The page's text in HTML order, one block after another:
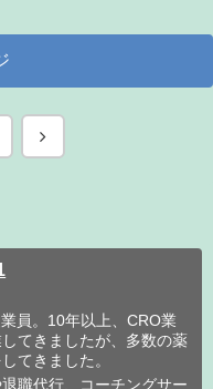
次
員。10年以上、CRO業
てきましたが、多数の薬
てきました。
職代行、コーチングサー